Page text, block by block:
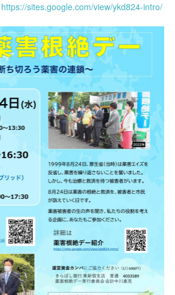
sites.google.com/view/ykd824-intro/